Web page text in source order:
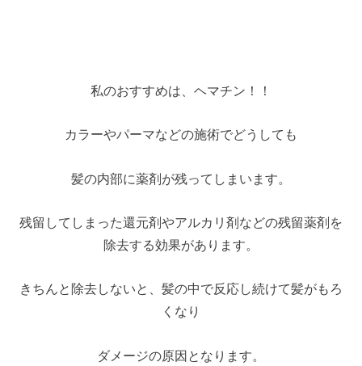
私のおすすめは、ヘマチン！！
カラーやパーマなどの施術でどうしても
髪の内部に薬剤が残ってしまいます。
残留してしまった還元剤やアルカリ剤などの残留薬剤を
除去する効果があります。
きちんと除去しないと、髪の中で反応し続けて髪がもろ
くなり
ダメージの原因となります。